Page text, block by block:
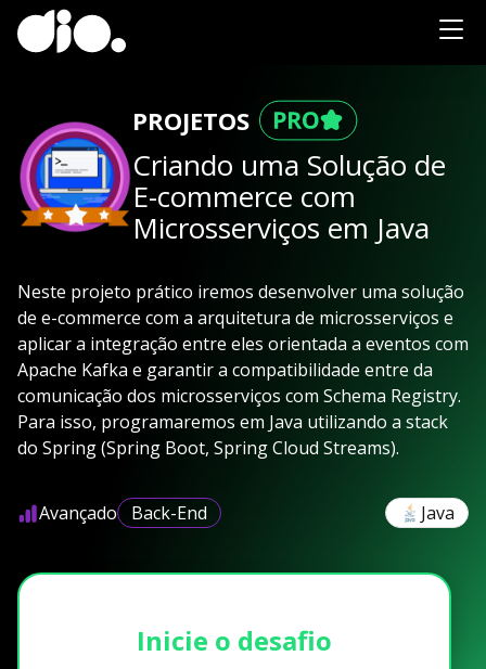
PROJETOS
Criando uma Solução de
E-commerce com
Microsserviços em Java
Neste projeto prático iremos desenvolver uma solução
de e-commerce com a arquitetura de microsserviços e
aplicar a integração entre eles orientada a eventos com
Apache Kafka e garantir a compatibilidade entre da
comunicação dos microsserviços com Schema Registry.
Para isso, programaremos em Java utilizando a stack
do Spring (Spring Boot, Spring Cloud Streams).
Avançado Back-End Java
Inicie o desafio